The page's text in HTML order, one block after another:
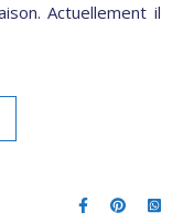
Actuellement il